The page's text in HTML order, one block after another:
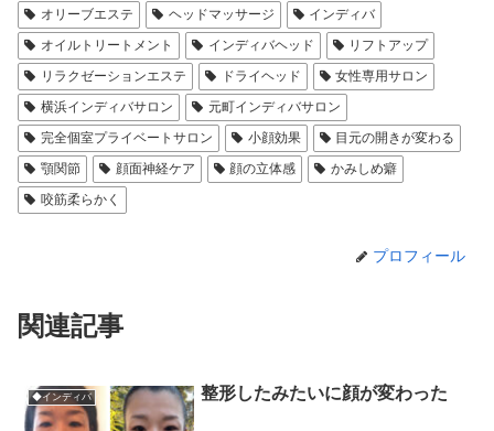
オリーブエステ ヘッドマッサージ
インディバ
オイルトリートメント
インディバヘッド
リフトアップ
リラクゼーションエステ
ドライヘッド
女性専用サロン
横浜インディバサロン
元町インディバサロン
完全個室プライベートサロン
小顔効果
目元の開きが変わる
顎関節
顔面神経ケア 顔の立体感
かみしめ癖
咬筋柔らかく
プロフィール
関連記事
◆インディバ 整形したみたいに顔が変わった